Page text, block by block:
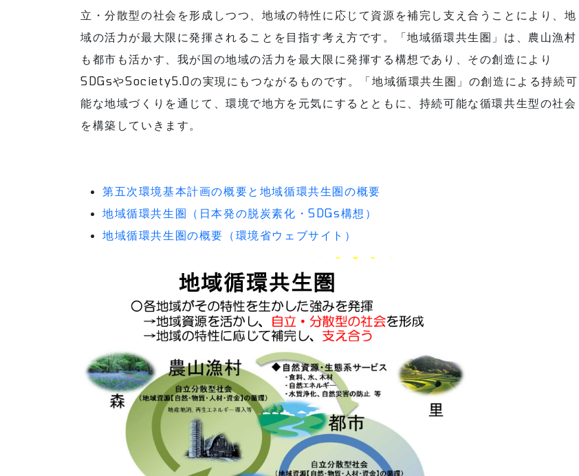
立・分散型の社会を形成しつつ、地域の特性に応じて資源を補完し支え合うことにより、地
域の活力が最大限に発揮されることを目指す考え方です。「地域循環共生圏」は、農山漁村
も都市も活かす、我が国の地域の活力を最大限に発揮する構想であり、その創造により
SDGsやSociety5.0の実現にもつながるものです。「地域循環共生圏」の創造による持続可
能な地域づくりを通じて、環境で地方を元気にするとともに、持続可能な循環共生型の社会
を構築していきます。
第五次環境基本計画の概要と地域循環共生圏の概要
地域循環共生圏（日本発の脱炭素化・SDGs構想）
地域循環共生圏の概要（環境省ウェブサイト）